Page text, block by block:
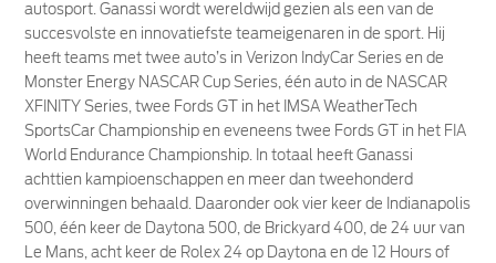
autosport. Ganassi wordt wereldwijd gezien als een van de
succesvolste en innovatiefste teameigenaren in de sport. Hij
heeft teams met twee auto’s in Verizon IndyCar Series en de
Monster Energy NASCAR Cup Series, één auto in de NASCAR
XFINITY Series, twee Fords GT in het IMSA WeatherTech
SportsCar Championship en eveneens twee Fords GT in het FIA
World Endurance Championship. In totaal heeft Ganassi
achttien kampioenschappen en meer dan tweehonderd
overwinningen behaald. Daaronder ook vier keer de Indianapolis
500, één keer de Daytona 500, de Brickyard 400, de 24 uur van
Le Mans, acht keer de Rolex 24 op Daytona en de 12 Hours of